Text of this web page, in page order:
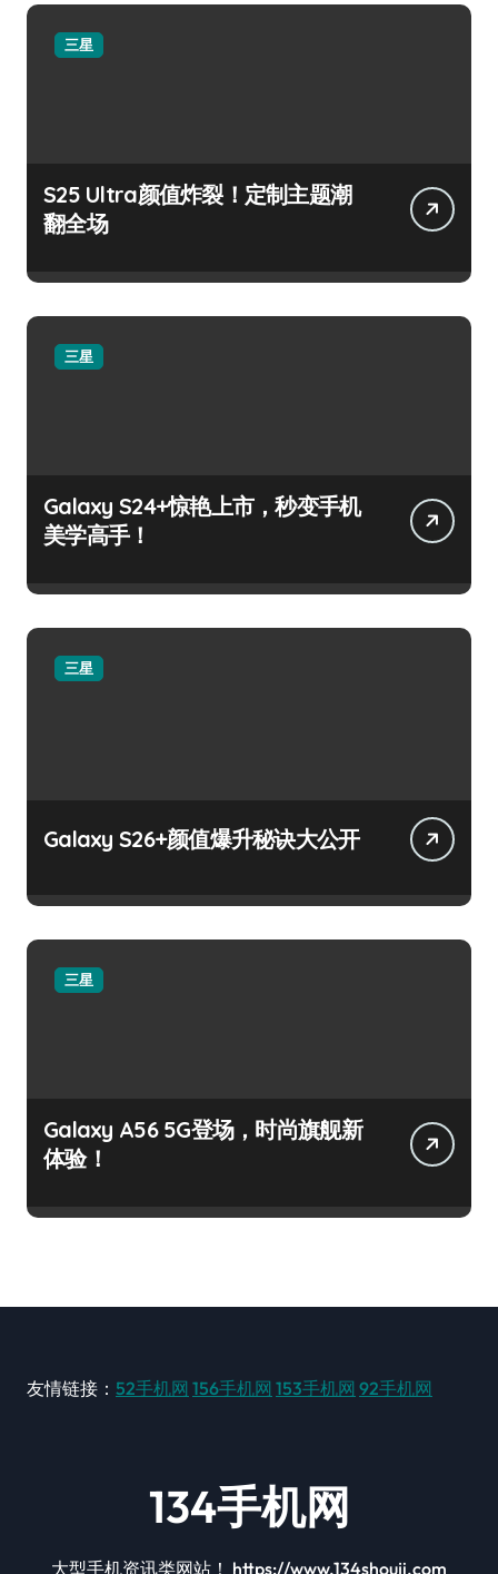
三星
S25 Ultra颜值炸裂！定制主题潮
翻全场
三星
Galaxy S24+惊艳上市，秒变手机
美学高手！
三星
Galaxy S26+颜值爆升秘诀大公开
三星
Galaxy A56 5G登场，时尚旗舰新
体验！
友情链接： 52手机网 156手机网 153手机网 92手机网
134手机网
大型手机资讯类网站！ https://www.134shouji.com